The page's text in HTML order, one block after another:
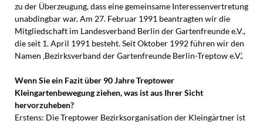
zu der Überzeugung, dass eine gemeinsame Interessenvertretung
unabdingbar war. Am 27. Februar 1991 beantragten wir die
Mitgliedschaft im Landesverband Berlin der Gartenfreunde e.V.,
die seit 1. April 1991 besteht. Seit Oktober 1992 führen wir den
Namen ‚Bezirksverband der Gartenfreunde Berlin-Treptow e.V.’.
Wenn Sie ein Fazit über 90 Jahre Treptower
Kleingartenbewegung ziehen, was ist aus Ihrer Sicht
hervorzuheben?
Erstens: Die Treptower Bezirksorganisation der Kleingärtner ist